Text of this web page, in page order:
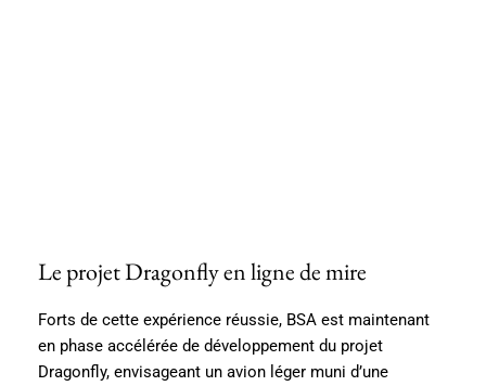
Le projet Dragonfly en ligne de mire
Forts de cette expérience réussie, BSA est maintenant
en phase accélérée de développement du projet
Dragonfly, envisageant un avion léger muni d’une